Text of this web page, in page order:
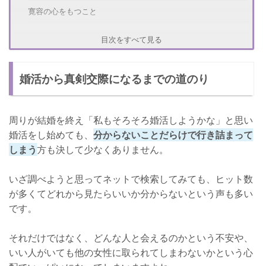
寛容の心をもつこと
目次をすべて見る
婚活から真剣交際になるまでの道のり
周りが結婚を終え「私もそろそろ婚活しようかな」と思い
婚活をし始めても、 分からないことだらけで行き詰まって
しまう方も決して少なくありません。
いざ調べようと思ってネットで検索してみても、ヒット数
が多くてどれから見たらいいか分からないという声も多い
です。
それだけではなく、どんな人と会えるのかという不安や、
いい人がいても他の女性に取られてしまわないかという心